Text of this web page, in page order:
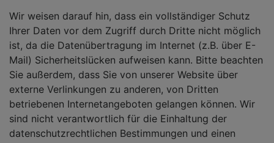
Wir weisen darauf hin, dass ein vollständiger Schutz
Ihrer Daten vor dem Zugriff durch Dritte nicht möglich
ist, da die Datenübertragung im Internet (z.B. über E-
Mail) Sicherheitslücken aufweisen kann. Bitte beachten
Sie außerdem, dass Sie von unserer Website über
externe Verlinkungen zu anderen, von Dritten
betriebenen Internetangeboten gelangen können. Wir
sind nicht verantwortlich für die Einhaltung der
datenschutzrechtlichen Bestimmungen und einen